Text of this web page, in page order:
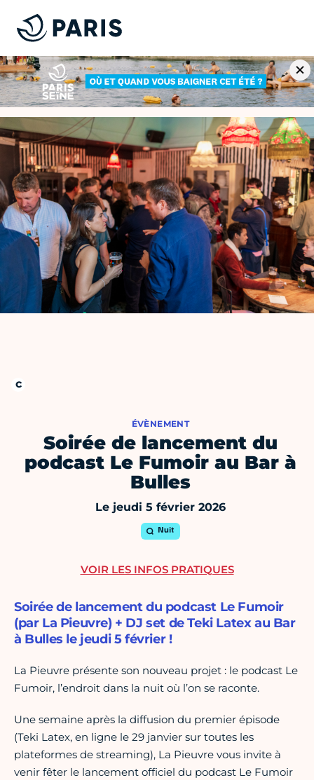
ÉVÈNEMENT
Soirée de lancement du
podcast Le Fumoir au Bar à
Bulles
Le jeudi 5 février 2026
Nuit
Soirée de lancement du podcast Le Fumoir
(par La Pieuvre) + DJ set de Teki Latex au Bar
à Bulles le jeudi 5 février !
La Pieuvre présente son nouveau projet : le podcast Le
Fumoir, l’endroit dans la nuit où l’on se raconte.
Une semaine après la diffusion du premier épisode
(Teki Latex, en ligne le 29 janvier sur toutes les
plateformes de streaming), La Pieuvre vous invite à
venir fêter le lancement officiel du podcast Le Fumoir
VOIR LES INFOS PRATIQUES